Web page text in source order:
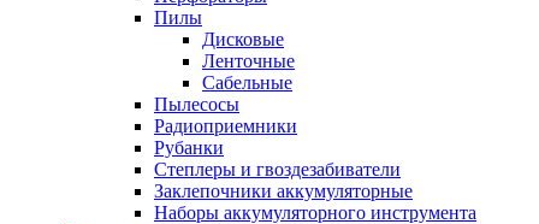
Пилы
Дисковые
Ленточные
Сабельные
Пылесосы
Радиоприемники
Рубанки
Степлеры и гвоздезабиватели
Заклепочники аккумуляторные
Наборы аккумуляторного инструмента